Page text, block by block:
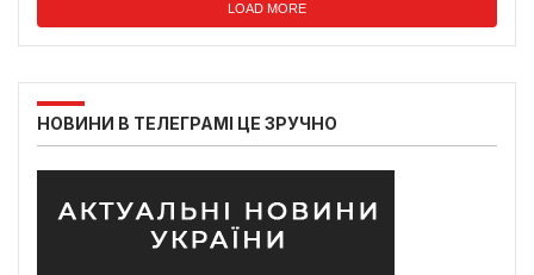
LOAD MORE
НОВИНИ В ТЕЛЕГРАМІ ЦЕ ЗРУЧНО